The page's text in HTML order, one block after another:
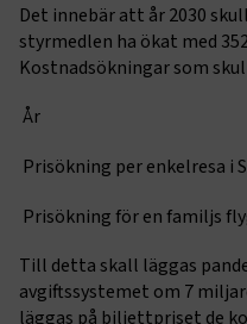
Det innebär att år 2030
styrmedlen ha ökat med
Kostnadsökningar som
År
Prisökning per enkelresa i
Prisökning för en familjs
Till detta skall läggas
avgiftssystemet om 7
läggas på biljettpriset de